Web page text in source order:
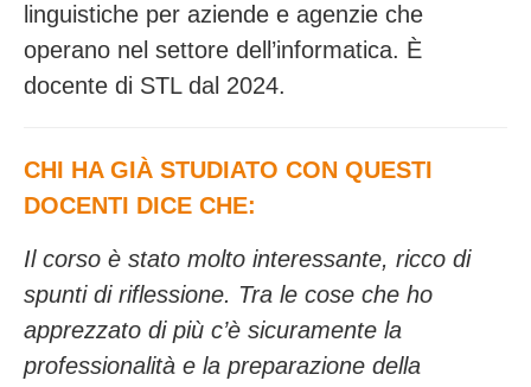
linguistiche per aziende e agenzie che
operano nel settore dell’informatica. È
docente di STL dal 2024.
CHI HA GIÀ STUDIATO CON QUESTI
DOCENTI DICE CHE:
Il corso è stato molto interessante, ricco di
spunti di riflessione. Tra le cose che ho
apprezzato di più c’è sicuramente la
professionalità e la preparazione della